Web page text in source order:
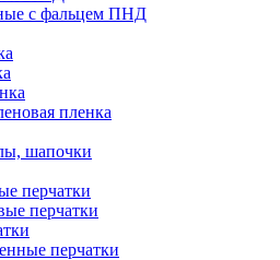
с фальцем ПНД
пленка
шапочки
перчатки
перчатки
перчатки